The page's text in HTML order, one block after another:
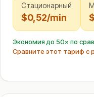
Стационарный
$0,52/min
Экономия до 50× по
Сравните этот тариф с